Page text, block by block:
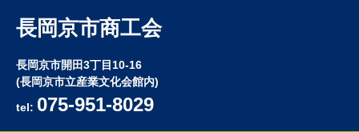
長岡京市商工会
長岡京市開田3丁目10-16
(長岡京市立産業文化会館内)
tel: 075-951-8029